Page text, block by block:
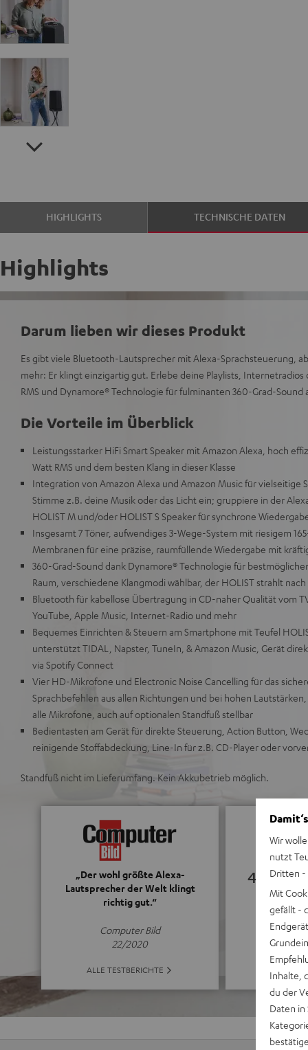
HIGHLIGHTS TECHNISCHE DATEN
Highlights
Darum lieben wir dieses Produkt
Es gibt viele Bluetooth-Lautsprecher mit Alexa-Sprachsteuerung,
mehr: Er klingt einzigartig gut. Erlebe deine Playlists, Internetradios
RMS und Dynamore® Technologie für fulminanten 360-Grad-Sound
Die Vorteile im Überblick
Leistungsstarker HiFi Smart Speaker mit Amazon Alexa, hoch
Watt RMS und dem besten Klang in dieser Klasse
Integration von Amazon Alexa und Amazon Music für vielseitige
Stimme z.B. deine Musik oder das Licht ein; gruppiere in der
HOLIST M und/oder HOLIST S Speaker für synchrone
Insgesamt 7 Töner, aufwendiges 3-Wege-System mit riesigem
Membranen für eine präzise, raumfüllende Wiedergabe mit
360-Grad-Sound dank Dynamore® Technologie für
Raum, verschiedene Klangmodi wählbar, der HOLIST strahlt
Bluetooth für kabellose Übertragung in CD-naher Qualität vom
YouTube, Apple Music, Internet-Radio und mehr
Bequemes Einrichten & Steuern am Smartphone mit Teufel
unterstützt TIDAL, Napster, TuneIn, & Amazon Music, Gerät
via Spotify Connect
Vier HD-Mikrofone und Electronic Noise Cancelling für das
Sprachbefehlen aus allen Richtungen und bei hohen
alle Mikrofone, auch auf optionalen Standfuß stellbar
Bedientasten am Gerät für direkte Steuerung, Action Button,
reinigende Stoffabdeckung, Line-In für z.B. CD-Player oder
Standfuß nicht im Lieferumfang. Kein Akkubetrieb möglich.
„Der wohl größte Alexa-
Lautsprecher der Welt klingt
richtig gut.“
Computer Bild
22/2020
ALLE TESTBERICHTE
4.56
(4.56 von 5
ALLE
Wir
nutzt
Dritten -
Mit
gefällt -
Inhalte,
du der
Daten in